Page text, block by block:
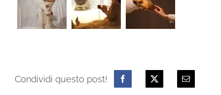
Condividi questo post!